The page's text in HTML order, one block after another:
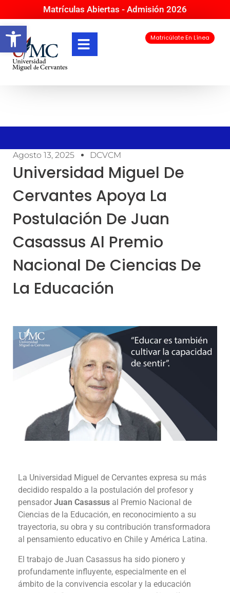
Abrir barra de herramientas
Matrículas Abiertas - Admisión 2026
Matricúlate En Línea
Agosto 13, 2025 DCVCM
Universidad Miguel De
Cervantes Apoya La
Postulación De Juan
Casassus Al Premio
Nacional De Ciencias De
La Educación
La Universidad Miguel de Cervantes expresa su más
decidido respaldo a la postulación del profesor y
pensador Juan Casassus al Premio Nacional de
Ciencias de la Educación, en reconocimiento a su
trayectoria, su obra y su contribución transformadora
al pensamiento educativo en Chile y América Latina.
El trabajo de Juan Casassus ha sido pionero y
profundamente influyente, especialmente en el
ámbito de la convivencia escolar y la educación